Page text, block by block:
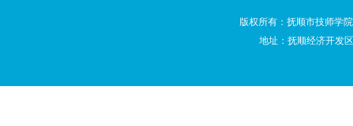
版权所有：抚顺市技师学
地址：抚顺经济开发